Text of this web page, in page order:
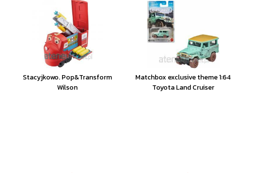
Stacyjkowo. Pop&Transform
Wilson
Matchbox exclusive theme 1:64
Toyota Land Cruiser